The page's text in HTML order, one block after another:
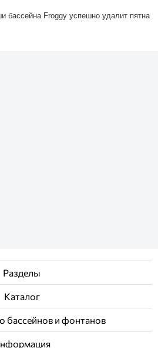
бассейна Froggy успешно удалит пятна
Разделы
Каталог
бассейнов и фонтанов